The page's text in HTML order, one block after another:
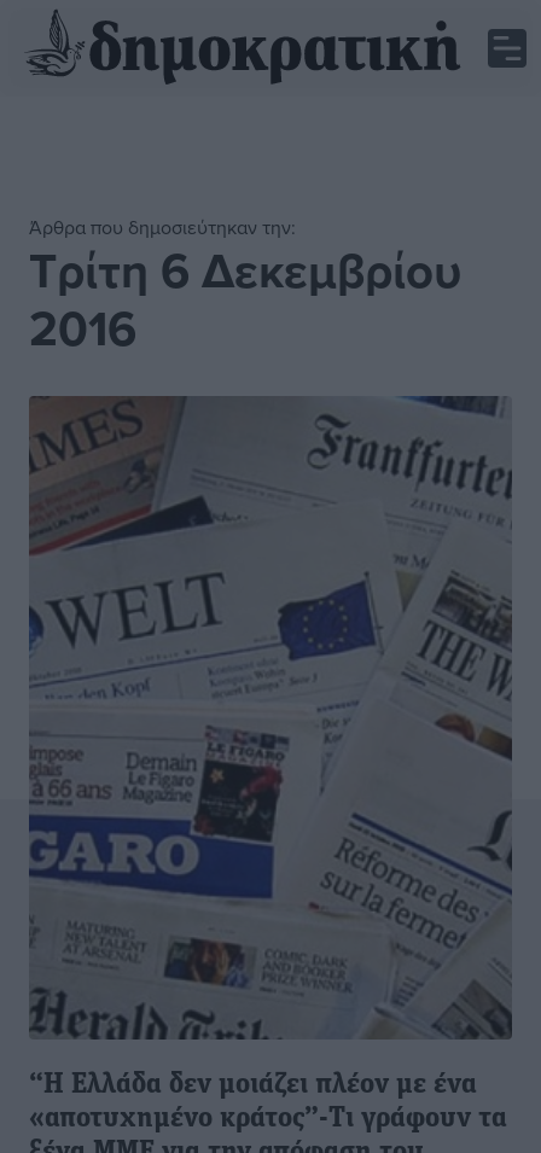
Άρθρα που δημοσιεύτηκαν την:
Τρίτη 6 Δεκεμβρίου
2016
“Η Ελλάδα δεν μοιάζει πλέον με ένα
«αποτυχημένο κράτος”-Τι γράφουν τα